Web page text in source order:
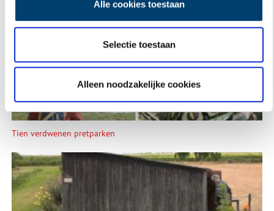
Alle cookies toestaan
Selectie toestaan
Alleen noodzakelijke cookies
Een jaar rond in de Eendenkooi ’t Zand
Tien verdwenen pretparken